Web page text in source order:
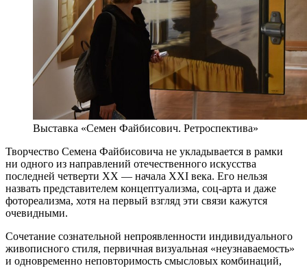
Выставка «Семен Файбисович. Ретроспектива»
Творчество Семена Файбисовича не укладывается в рамки
ни одного из направлений отечественного искусства
последней четверти XX — начала XXI века. Его нельзя
назвать представителем концептуализма, соц-арта и даже
фотореализма, хотя на первый взгляд эти связи кажутся
очевидными.
Сочетание сознательной непроявленности индивидуального
живописного стиля, первичная визуальная «неузнаваемость»
и одновременно неповторимость смысловых комбинаций,